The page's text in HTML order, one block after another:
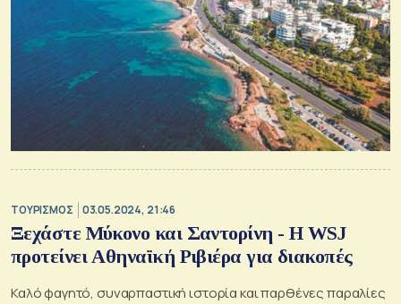
ΤΟΥΡΙΣΜΟΣ 03.05.2024, 21:46
Ξεχάστε Μύκονο και Σαντορίνη - Η WSJ
προτείνει Αθηναϊκή Ριβιέρα για διακοπές
Καλό φαγητό, συναρπαστική ιστορία και παρθένες παραλίες